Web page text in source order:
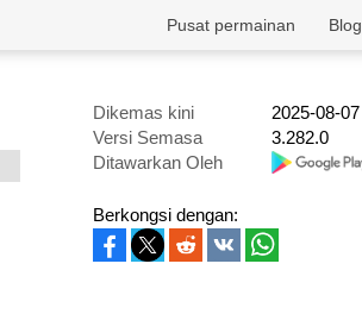
Blog
Pusat permainan
Dikemas kini
2025-08-07
Versi Semasa
3.282.0
Ditawarkan Oleh
Berkongsi dengan: